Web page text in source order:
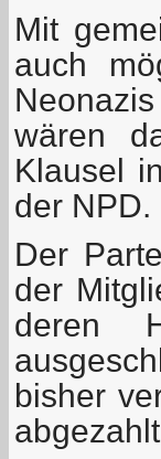
Mit
auch
wären
Klausel
der NPD.
Der
der
deren
bisher